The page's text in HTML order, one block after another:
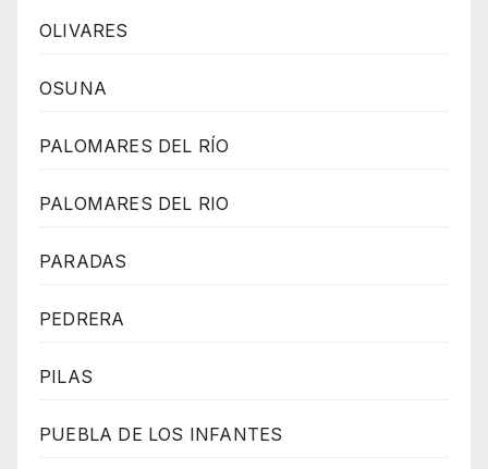
OLIVARES
OSUNA
PALOMARES DEL RÍO
PALOMARES DEL RIO
PARADAS
PEDRERA
PILAS
PUEBLA DE LOS INFANTES